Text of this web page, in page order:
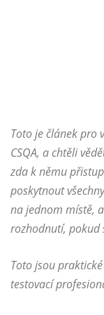
Toto je článek pro
CSQA, a chtěli
zda k němu
poskytnout
na jednom místě,
rozhodnutí, pokud
Toto jsou
testovací